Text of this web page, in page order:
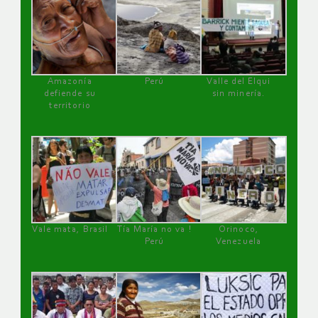
Amazonía
defiende su
territorio
Perú
Valle del Elqui
sin minería.
Vale mata, Brasil
Tía María no va !
Perú
Orinoco,
Venezuela